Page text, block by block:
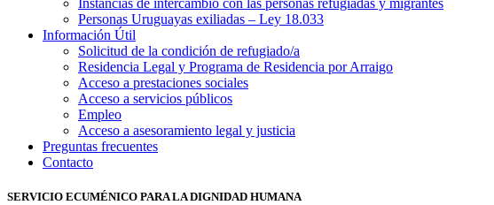
Instancias de intercambio con las personas refugiadas y migrantes​
Personas Uruguayas exiliadas – Ley 18.033
Información Útil
Solicitud de la condición de refugiado/a
Residencia Legal y Programa de Residencia por Arraigo
Acceso a prestaciones sociales
Acceso a servicios públicos
Empleo
Acceso a asesoramiento legal y justicia
Preguntas frecuentes
Contacto
SERVICIO ECUMÉNICO PARA LA DIGNIDAD HUMANA